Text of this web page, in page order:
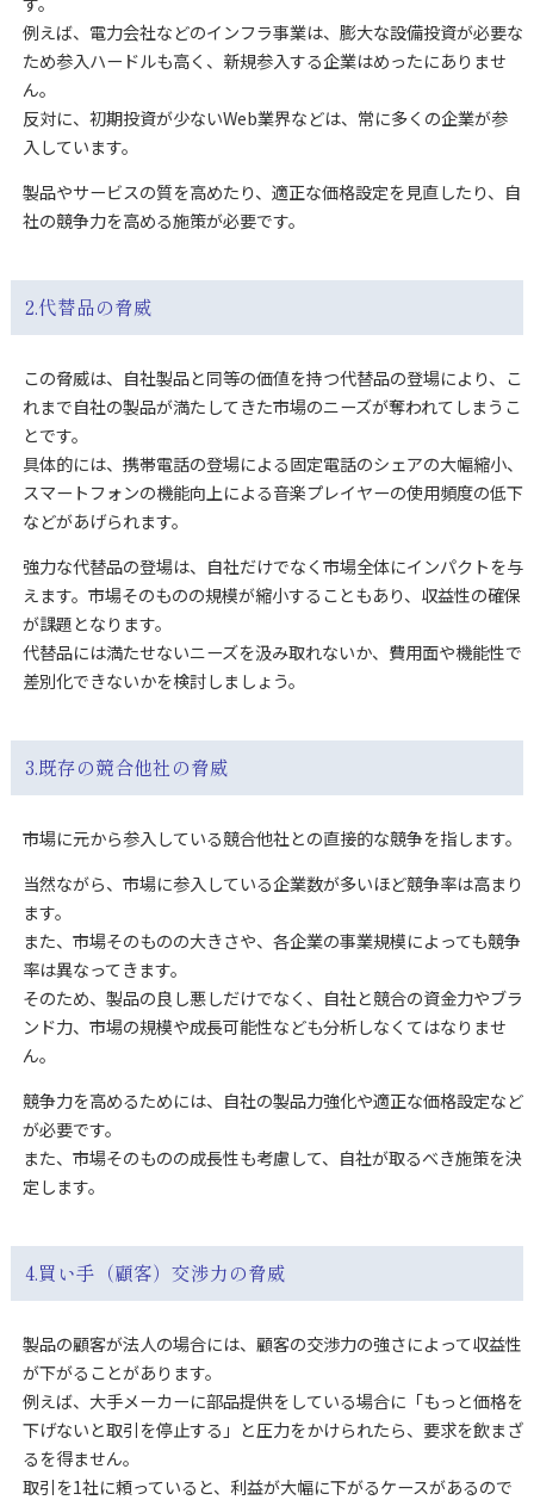
例えば、電力会社などのインフラ事業は、膨大な設備投資が必要な
ため参入ハードルも高く、新規参入する企業はめったにありませ
ん。
反対に、初期投資が少ないWeb業界などは、常に多くの企業が参
入しています。
製品やサービスの質を高めたり、適正な価格設定を見直したり、自
社の競争力を高める施策が必要です。
2.代替品の脅威
この脅威は、自社製品と同等の価値を持つ代替品の登場により、こ
れまで自社の製品が満たしてきた市場のニーズが奪われてしまうこ
とです。
具体的には、携帯電話の登場による固定電話のシェアの大幅縮小、
スマートフォンの機能向上による音楽プレイヤーの使用頻度の低下
などがあげられます。
強力な代替品の登場は、自社だけでなく市場全体にインパクトを与
えます。市場そのものの規模が縮小することもあり、収益性の確保
が課題となります。
代替品には満たせないニーズを汲み取れないか、費用面や機能性で
差別化できないかを検討しましょう。
3.既存の競合他社の脅威
市場に元から参入している競合他社との直接的な競争を指します。
当然ながら、市場に参入している企業数が多いほど競争率は高まり
ます。
また、市場そのものの大きさや、各企業の事業規模によっても競争
率は異なってきます。
そのため、製品の良し悪しだけでなく、自社と競合の資金力やブラ
ンド力、市場の規模や成長可能性なども分析しなくてはなりませ
ん。
競争力を高めるためには、自社の製品力強化や適正な価格設定など
が必要です。
また、市場そのものの成長性も考慮して、自社が取るべき施策を決
定します。
4.買い手（顧客）交渉力の脅威
製品の顧客が法人の場合には、顧客の交渉力の強さによって収益性
が下がることがあります。
例えば、大手メーカーに部品提供をしている場合に「もっと価格を
下げないと取引を停止する」と圧力をかけられたら、要求を飲まざ
るを得ません。
取引を1社に頼っていると、利益が大幅に下がるケースがあるので